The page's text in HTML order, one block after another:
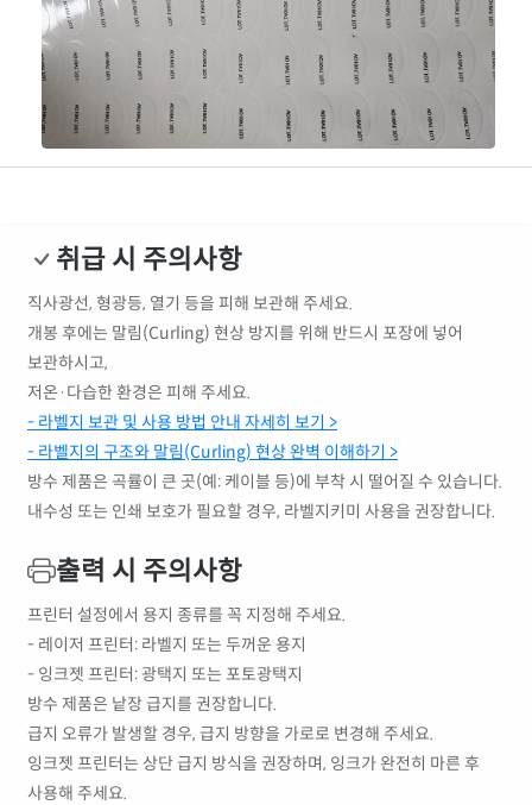
취급 시 주의사항
직사광선, 형광등, 열기 등을 피해 보관해 주세요.
개봉 후에는 말림(Curling) 현상 방지를 위해 반드시 포장에 넣어
보관하시고,
저온·다습한 환경은 피해 주세요.
- 라벨지 보관 및 사용 방법 안내 자세히 보기 >
- 라벨지의 구조와 말림(Curling) 현상 완벽 이해하기 >
방수 제품은 곡률이 큰 곳(예: 케이블 등)에 부착 시 떨어질 수 있습니다.
내수성 또는 인쇄 보호가 필요할 경우, 라벨지키미 사용을 권장합니다.
출력 시 주의사항
프린터 설정에서 용지 종류를 꼭 지정해 주세요.
- 레이저 프린터: 라벨지 또는 두꺼운 용지
- 잉크젯 프린터: 광택지 또는 포토광택지
방수 제품은 낱장 급지를 권장합니다.
급지 오류가 발생할 경우, 급지 방향을 가로로 변경해 주세요.
잉크젯 프린터는 상단 급지 방식을 권장하며, 잉크가 완전히 마른 후
사용해 주세요.